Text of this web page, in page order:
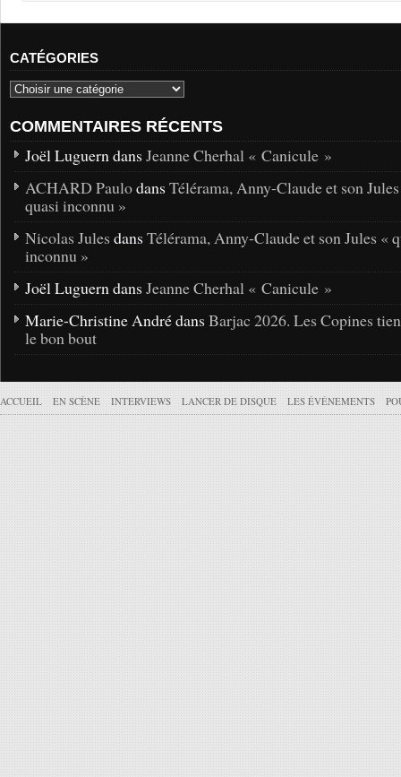
CATÉGORIES
COMMENTAIRES RÉCENTS
Joël Luguern dans Jeanne Cherhal « Canicule »
ACHARD Paulodans Télérama, Anny-Claude et son
quasi inconnu »
Nicolas Jules dans Télérama, Anny-Claude et son Jules «
inconnu »
Joël Luguern dans Jeanne Cherhal « Canicule »
Marie-Christine André dans Barjac 2026. Les Copines
le bon bout
ACCUEIL EN SCÈNE INTERVIEWS LANCER DE DISQUE LES ÉVÉNEMENTS